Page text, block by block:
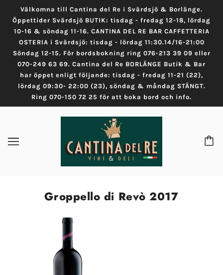
Välkomna till Cantina del Re i Svärdsjö & Borlänge.
Öppettider Svärdsjö BUTIK: tisdag - fredag 12-18, lördag
10-16 & söndag 11-16. CANTINA DEL RE BAR CAFFETTERIA
OSTERIA i Svärdsjö: tisdag - lördag 11:30.14/16-21:00
Söndag 12-15. För bordsbokning ring 076-213 39 09 eller
070-249 63 69. Cantina del Re BORLÄNGE Butik & Bar
har öppet enligt följande: tisdag - fredag 11-21 (22),
lördag 09:30- 22:00 (23), söndag & måndag STÄNGT.
Ring 070-150 72 25 för att boka bord och info.
Groppello di Revò 2017